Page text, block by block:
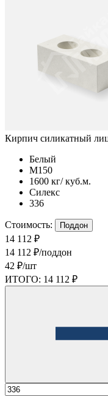
Кирпич силикатный
Белый
М150
1600 кг/ куб.м.
Силекс
336
Стоимость: Поддон
14 112 ₽
14 112 ₽/поддон
42 ₽/шт
ИТОГО: 14 112 ₽